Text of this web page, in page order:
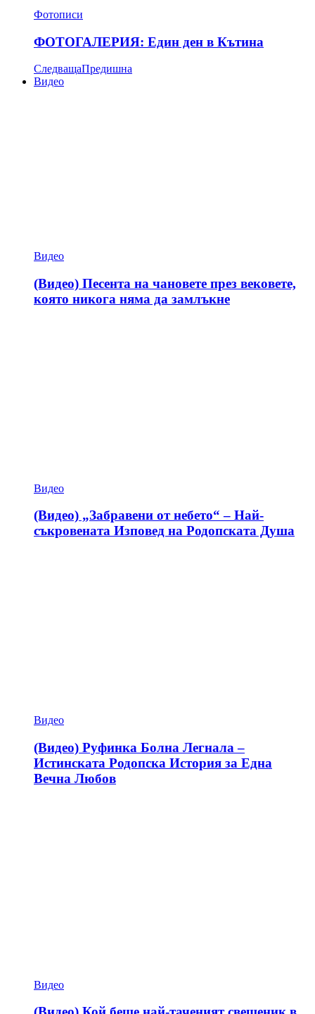
Фотописи
ФОТОГАЛЕРИЯ: Един ден в Кътина
СледващаПредишна
Видео
Видео
(Видео) Песента на чановете през вековете,
която никога няма да замлъкне
Видео
(Видео) „Забравени от небето“ – Най-
съкровената Изповед на Родопската Душа
Видео
(Видео) Руфинка Болна Легнала –
Истинската Родопска История за Една
Вечна Любов
Видео